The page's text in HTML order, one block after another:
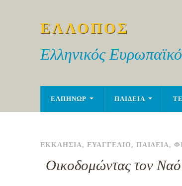
ΕΛΛΟΠΟΣ
Ελληνικός
ΕΛΠΗΝΩΡ ΠΑΙΔΕΙΑ
ΕΚΚΛΗΣΙΑ, ΕΥΑΓΓΕΛΙΟ, ΠΑΙΔΕΙΑ,
Οικοδομώντας τον